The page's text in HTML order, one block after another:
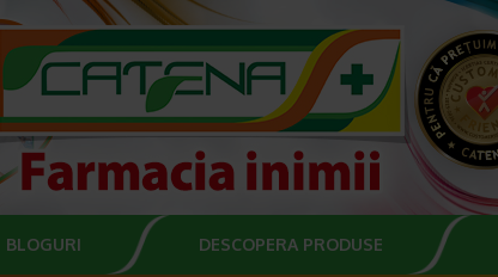
BLOGURI DESCOPERA PRODUSE